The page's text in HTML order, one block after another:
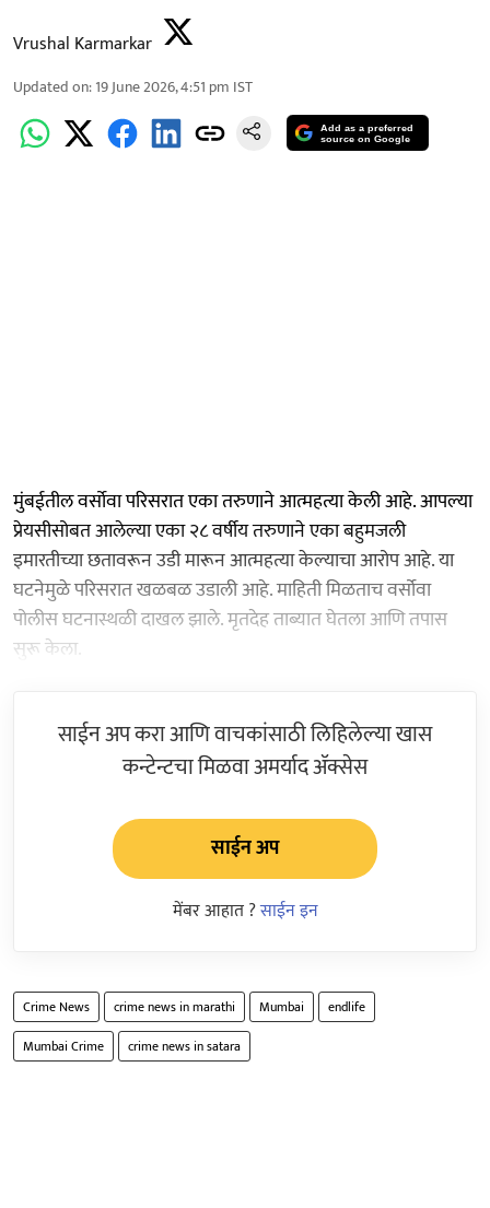
Vrushal Karmarkar
Updated on:19 June 2026, 4:51 pm IST
Add as a preferred
source on Google
मुंबईतील वर्सोवा परिसरात एका तरुणाने आत्महत्या केली आहे. आपल्या
प्रेयसीसोबत आलेल्या एका २८ वर्षीय तरुणाने एका बहुमजली
इमारतीच्या छतावरून उडी मारून आत्महत्या केल्याचा आरोप आहे. या
घटनेमुळे परिसरात खळबळ उडाली आहे. माहिती मिळताच वर्सोवा
पोलीस घटनास्थळी दाखल झाले. मृतदेह ताब्यात घेतला आणि तपास
सुरू केला.
साईन अप करा आणि वाचकांसाठी लिहिलेल्या खास
कन्टेन्टचा मिळवा अमर्याद ॲक्सेस
साईन अप
मेंबर आहात ?साईन इन
Crime News crime news in marathi Mumbai
endlife
Mumbai Crime
crime news in satara